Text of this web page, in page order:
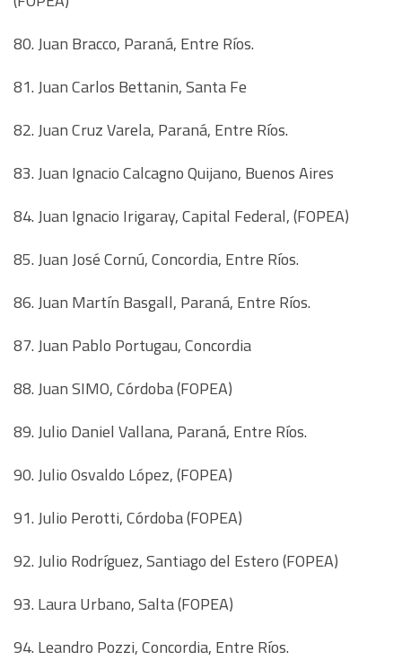
80. Juan Bracco, Paraná, Entre Ríos.
81. Juan Carlos Bettanin, Santa Fe
82. Juan Cruz Varela, Paraná, Entre Ríos.
83. Juan Ignacio Calcagno Quijano, Buenos Aires
84. Juan Ignacio Irigaray, Capital Federal, (FOPEA)
85. Juan José Cornú, Concordia, Entre Ríos.
86. Juan Martín Basgall, Paraná, Entre Ríos.
87. Juan Pablo Portugau, Concordia
88. Juan SIMO, Córdoba (FOPEA)
89. Julio Daniel Vallana, Paraná, Entre Ríos.
90. Julio Osvaldo López, (FOPEA)
91. Julio Perotti, Córdoba (FOPEA)
92. Julio Rodríguez, Santiago del Estero (FOPEA)
93. Laura Urbano, Salta (FOPEA)
94. Leandro Pozzi, Concordia, Entre Ríos.